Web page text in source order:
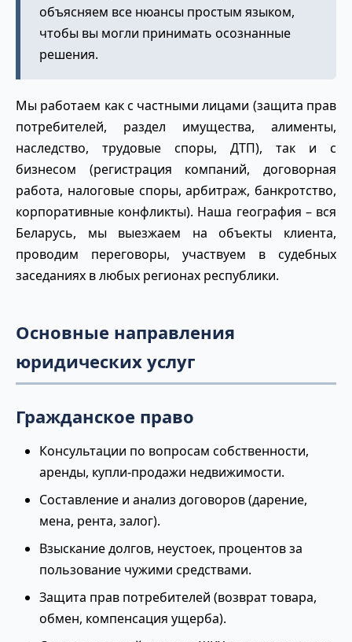
объясняем все нюансы простым языком,
чтобы вы могли принимать осознанные
решения.
Мы работаем как с частными лицами (защита прав
потребителей, раздел имущества, алименты,
наследство, трудовые споры, ДТП), так и с
бизнесом (регистрация компаний, договорная
работа, налоговые споры, арбитраж, банкротство,
корпоративные конфликты). Наша география – вся
Беларусь, мы выезжаем на объекты клиента,
проводим переговоры, участвуем в судебных
заседаниях в любых регионах республики.
Основные направления
юридических услуг
Гражданское право
Консультации по вопросам собственности,
аренды, купли-продажи недвижимости.
Составление и анализ договоров (дарение,
мена, рента, залог).
Взыскание долгов, неустоек, процентов за
пользование чужими средствами.
Защита прав потребителей (возврат товара,
обмен, компенсация ущерба).